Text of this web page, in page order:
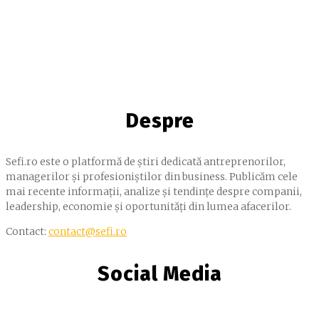
Despre
Sefi.ro este o platformă de știri dedicată antreprenorilor,
managerilor și profesioniștilor din business. Publicăm cele
mai recente informații, analize și tendințe despre companii,
leadership, economie și oportunități din lumea afacerilor.
Contact: contact@sefi.ro
Social Media